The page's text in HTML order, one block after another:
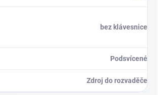
bez klávesnice
Podsvícené
Zdroj do rozvaděče